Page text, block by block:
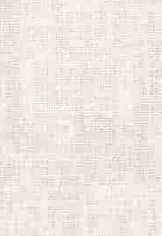
Curiosidade e
Aprendizado
Desafios e
Superação